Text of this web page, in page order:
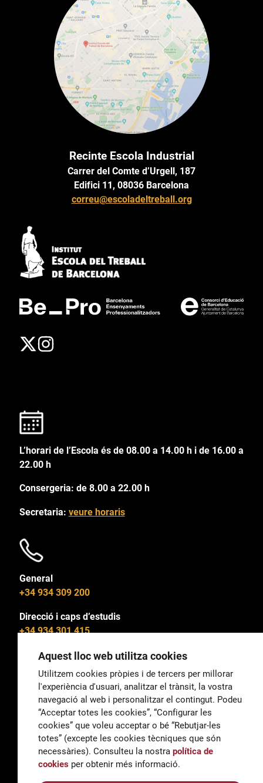
Recinte Escola Industrial
Carrer del Comte d’Urgell, 187
Edifici 11, 08036 Barcelona
correu@escoladeltreball.org
L’horari de l’Escola és de 08.00 a 14.00 h i de 16.00 a
22.00 h
Consergeria: de 8.00 a 22.00 h
Secretaria: veure horaris
General
+34 934 309 200
Direcció i caps d’estudis
+34 934 301 415
General
correu@escoladeltreball.org
Informació
informacio@escoladeltreball.org
Aquest lloc web utilitza cookies
Utilitzem cookies pròpies i de tercers per millorar
l'experiència d'usuari, analitzar el trànsit, la vostra
navegació al web i personalitzar el contingut. Podeu
“Acceptar totes les cookies”, “Configurar les
cookies” que voleu acceptar o bé “Rebutjar-les
totes” (excepte les cookies tècniques que són
necessàries). Consulteu la nostra política de
cookies per obtenir més informació.